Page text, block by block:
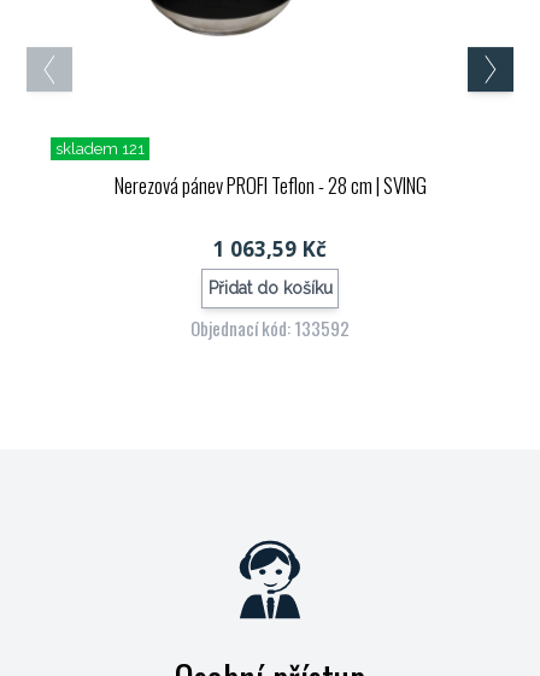
skladem 121
Nerezová pánev PROFI Teflon - 28 cm| SVING
1 063,59 Kč
Přidat do košíku
Objednací kód: 133592